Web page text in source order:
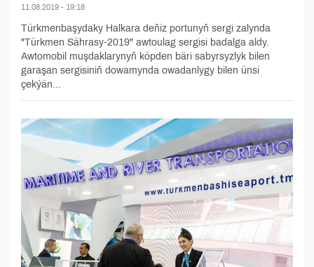
11.08.2019 - 19:18
Türkmenbaşydaky Halkara deňiz portunyň sergi zalynda
"Türkmen Sährasy-2019" awtoulag sergisi badalga aldy.
Awtomobil muşdaklarynyň köpden bäri sabyrsyzlyk bilen
garaşan sergisiniň dowamynda owadanlygy bilen ünsi
çekýän...